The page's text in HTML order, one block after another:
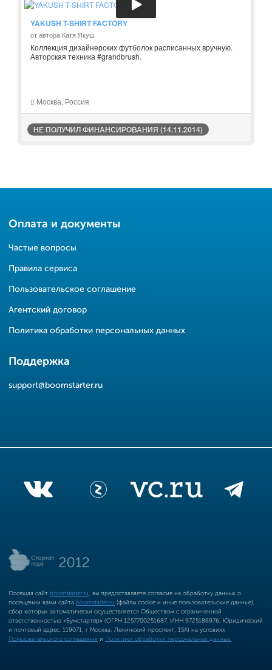
YAKUSH T-SHIRT FACTORY
от автора Катя Якуш
Коллекция дизайнерских футболок расписанных вручную.
Авторская техника #grandbrush.
Москва, Россия
НЕ ПОЛУЧИЛ ФИНАНСИРОВАНИЯ (14.11.2014)
Оплата и документы
Частые вопросы
Правила сервиса
Пользовательское соглашение
Агентский договор
Политика обработки персональных данных
Поддержка
support@boomstarter.ru
Посещая сайт boomstarter.ru , вы предоставляете согласие на обработку данных о
посещении вами сайта boomstarter.ru (файлы cookie и иные пользовательские данные),
сбор которых автоматически осуществляется Обществом с ограниченной
ответственностью «Бумстартер» (ОГРН 1257700251687, ИНН 9725186976, Юридический
и почтовый адрес: 119071, г Москва, Ленинский проспект, 15А) на условиях
Пользовательского соглашения и Политики обработки персональных данных.